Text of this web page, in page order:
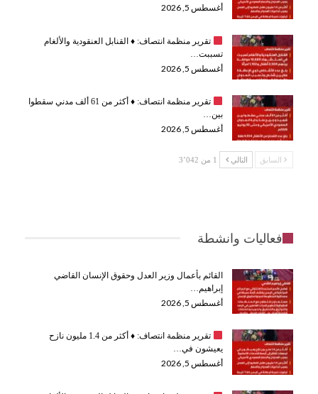
أغسطس 5, 2026
تقرير منظمة انتصاف: ♦️القنابل العنقودية والألغام
تسببت…
أغسطس 5, 2026
تقرير منظمة انتصاف: ♦️
أكثر من 61 ألف مدني سقطوا
بين…
أغسطس 5, 2026
السابق التالي 1 من 3٬042
فعاليات وانشطة
القائم بأعمال وزير العدل وحقوق الإنسان القاضي
إبراهيم…
أغسطس 5, 2026
تقرير منظمة انتصاف: ♦️
أكثر من 1.4 مليون نازح
يعيشون في…
أغسطس 5, 2026